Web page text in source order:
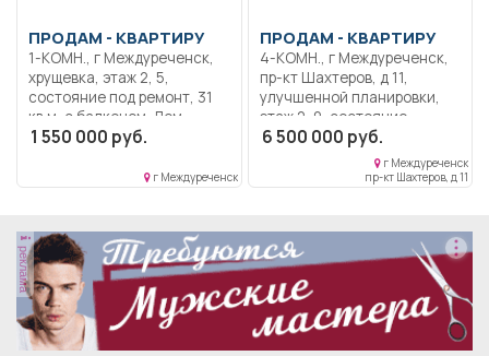
доступности. Два
встроенных шкафа,
кухонный гарнитур с
встроенной бытовой
техникой. Торг
присутствует.
ПРОДАМ - КВАРТИРУ
1-КОМН., г Междуреченск,
хрущевка, этаж 2, 5,
состояние под ремонт, 31
кв.м, с балконом. Дом
кирпичный, двор зеленый,
есть большая кладовка.
1 550 000 руб.
г Междуреченск
ПРОДАМ - КВАРТИРУ
4-КОМН., г Междуреченск,
пр-кт Шахтеров, д 11,
улучшенной планировки,
этаж 2, 9, состояние
хорошее, 77 кв.м, 70 кв.м,
пластиковые окна,
застекленный балкон, не
6 500 000 руб.
г Междуреченск
пр-кт Шахтеров, д 11
реклама